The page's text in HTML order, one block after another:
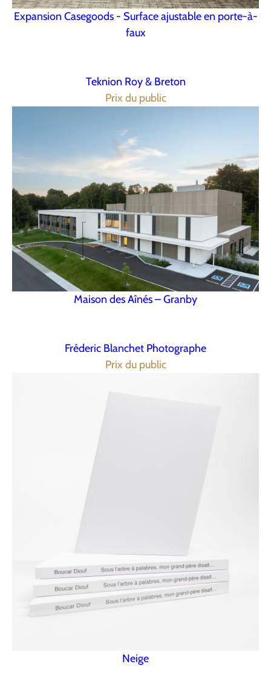
Expansion Casegoods - Surface ajustable en porte-à-
faux
Teknion Roy & Breton
Prix du public
Maison des Aînés – Granby
Fréderic Blanchet Photographe
Prix du public
Neige